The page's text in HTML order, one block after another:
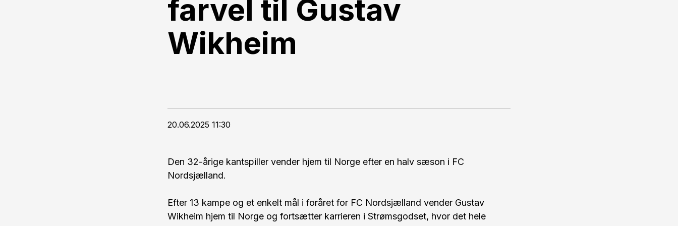
farvel til Gustav
Wikheim
20.06.2025 11:30
Den 32-årige kantspiller vender hjem til Norge efter en halv sæson i FC
Nordsjælland.
Efter 13 kampe og et enkelt mål i foråret for FC Nordsjælland vender Gustav
Wikheim hjem til Norge og fortsætter karrieren i Strømsgodset, hvor det hele